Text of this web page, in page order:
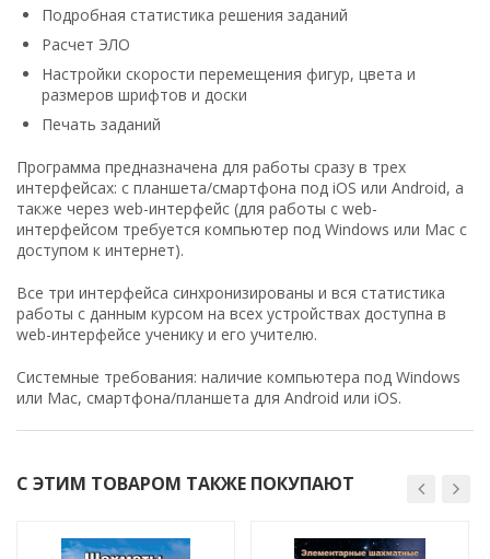
Подробная статистика решения заданий
Расчет ЭЛО
Настройки скорости перемещения фигур, цвета и
размеров шрифтов и доски
Печать заданий
Программа предназначена для работы сразу в трех
интерфейсах: с планшета/смартфона под iOS или Android, а
также через web-интерфейс (для работы с web-
интерфейсом требуется компьютер под Windows или Mac с
доступом к интернет).
Все три интерфейса синхронизированы и вся статистика
работы с данным курсом на всех устройствах доступна в
web-интерфейсе ученику и его учителю.
Системные требования: наличие компьютера под Windows
или Mac, смартфона/планшета для Android или iOS.
С ЭТИМ ТОВАРОМ ТАКЖЕ ПОКУПАЮТ